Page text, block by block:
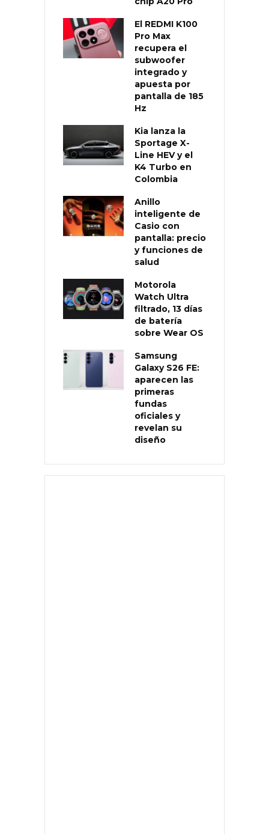
El REDMI K100
Pro Max
recupera el
subwoofer
integrado y
apuesta por
pantalla de 185
Hz
Kia lanza la
Sportage X-
Line HEV y el
K4 Turbo en
Colombia
Anillo
inteligente de
Casio con
pantalla: precio
y funciones de
salud
Motorola
Watch Ultra
filtrado, 13 días
de batería
sobre Wear OS
Samsung
Galaxy S26 FE:
aparecen las
primeras
fundas
oficiales y
revelan su
diseño